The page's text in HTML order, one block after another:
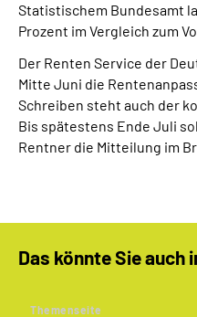
Statistischem Bundesamt
Prozent im Vergleich zum
Der Renten Service der
Mitte Juni die
Schreiben steht auch der
Bis spätestens Ende Juli
Rentner die Mitteilung im
Das könnte Sie auch
Themenseite